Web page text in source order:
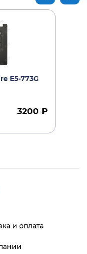
E5-773G
3200 ₽
и оплата